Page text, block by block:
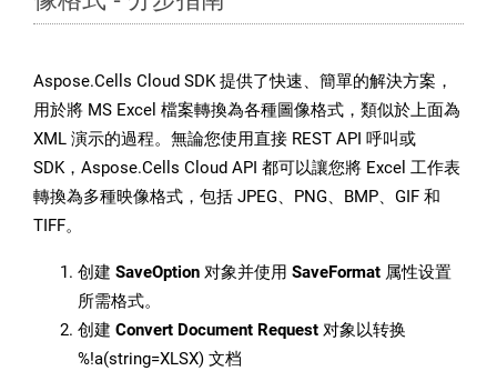
Aspose.Cells Cloud SDK 提供了快速、簡單的解決方案，
用於將 MS Excel 檔案轉換為各種圖像格式，類似於上面為
XML 演示的過程。無論您使用直接 REST API 呼叫或
SDK，Aspose.Cells Cloud API 都可以讓您將 Excel 工作表
轉換為多種映像格式，包括 JPEG、PNG、BMP、GIF 和
TIFF。
创建 SaveOption 对象并使用 SaveFormat 属性设置
所需格式。
创建 Convert Document Request 对象以转换
%!a(string=XLSX) 文档